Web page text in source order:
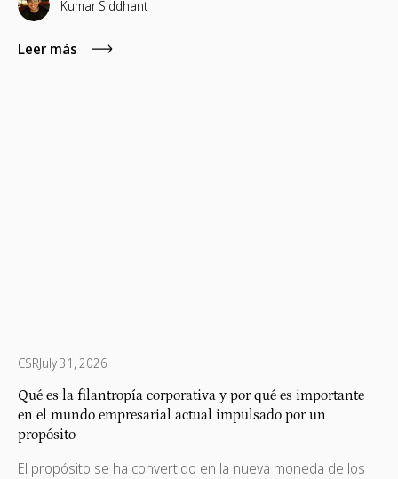
guía detalla las mejores conferencias para líderes de RSC,
profesionales del voluntariado de empleados, equipos de
ESG y gestores de alianzas con organizaciones sin ánimo
Kumar Siddhant
Leer más
CSRJuly 31, 2026
Qué es la filantropía corporativa y por qué es importante
en el mundo empresarial actual impulsado por un
propósito
El propósito se ha convertido en la nueva moneda de los